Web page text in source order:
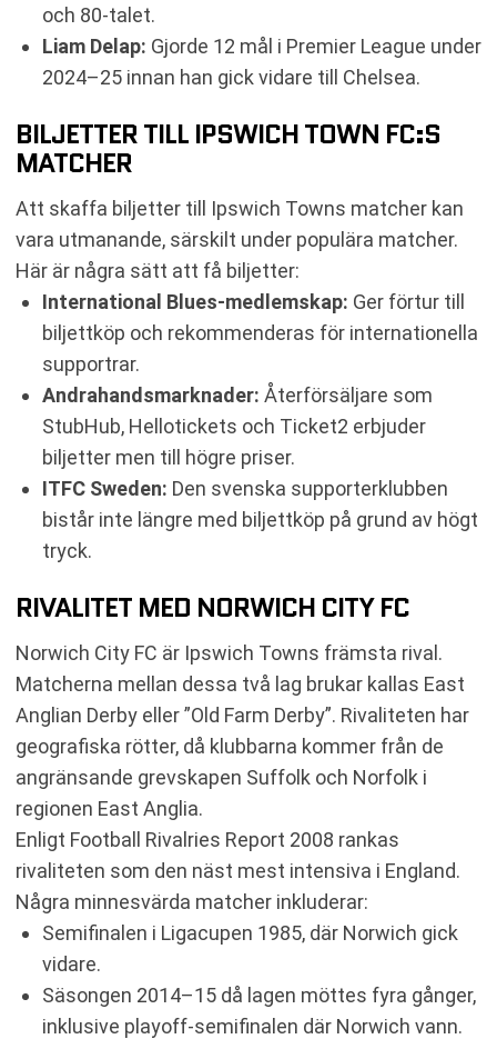
och 80-talet.
Liam Delap: Gjorde 12 mål i Premier League under
2024–25 innan han gick vidare till Chelsea.
BILJETTER TILL IPSWICH TOWN FC:S
MATCHER
Att skaffa biljetter till Ipswich Towns matcher kan
vara utmanande, särskilt under populära matcher.
Här är några sätt att få biljetter:
International Blues-medlemskap: Ger förtur till
biljettköp och rekommenderas för internationella
supportrar.
Andrahandsmarknader: Återförsäljare som
StubHub, Hellotickets och Ticket2 erbjuder
biljetter men till högre priser.
ITFC Sweden: Den svenska supporterklubben
bistår inte längre med biljettköp på grund av högt
tryck.
RIVALITET MED NORWICH CITY FC
Norwich City FC är Ipswich Towns främsta rival.
Matcherna mellan dessa två lag brukar kallas East
Anglian Derby eller ”Old Farm Derby”. Rivaliteten har
geografiska rötter, då klubbarna kommer från de
angränsande grevskapen Suffolk och Norfolk i
regionen East Anglia.
Enligt Football Rivalries Report 2008 rankas
rivaliteten som den näst mest intensiva i England.
Några minnesvärda matcher inkluderar:
Semifinalen i Ligacupen 1985, där Norwich gick
vidare.
Säsongen 2014–15 då lagen möttes fyra gånger,
inklusive playoff-semifinalen där Norwich vann.